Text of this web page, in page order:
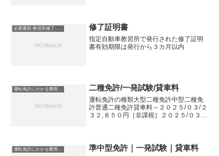
必要書類-教習所修了-仮免許 修了証明書
指定自動車教習所で発行された修了証明
書有効期限は発行から３カ月以内
二種免許/一発試験/貸車料
運転免許の種類大型二種免許中型二種免
許普通二種免許貸車料～２０２５/０３/２
３２,８５０円［非課税］２０２５/０３/
ト】千葉...
運転免許にかかる費用-一発試験-準中型免許 準中型免許｜一発試験｜貸車料